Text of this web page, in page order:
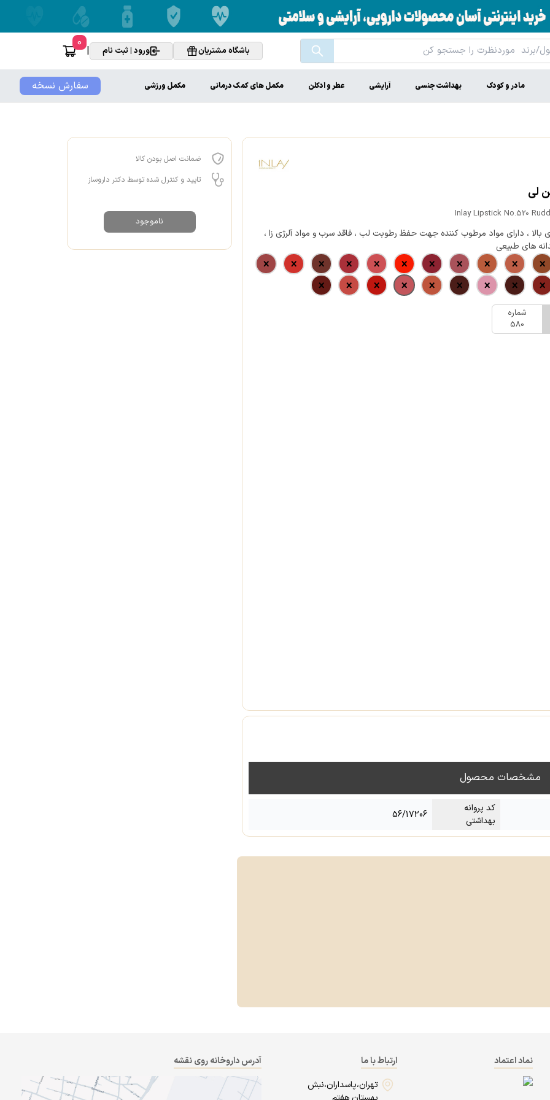
باشگاه مشتریان ورود | ثبت نام |
0
سفارش نسخه مادر و کودک بهداشت جنسی آرایشی عطر و ادکلن مکمل های کمک درمانی مکمل ورزشی
لی
Inlay Lipstick No.520
بالا ، دارای مواد مرطوب کننده جهت حفظ رطوبت لب ، فاقد سرب و مواد آلرژی زا ،
های طبیعی
شماره
580
مشخصات محصول
کد پروانه
بهداشتی
56/17206
ضمانت اصل بودن کالا
تایید و کنترل شده توسط دکتر داروساز
ناموجود
نماد اعتماد
ارتباط با ما
تهران،پاسداران،نبش
آدرس داروخانه روی نقشه